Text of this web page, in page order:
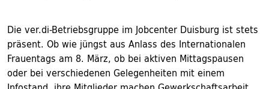
Die ver.di-Betriebsgruppe im Jobcenter Duisburg ist stets
präsent. Ob wie jüngst aus Anlass des Internationalen
Frauentags am 8. März, ob bei aktiven Mittagspausen
oder bei verschiedenen Gelegenheiten mit einem